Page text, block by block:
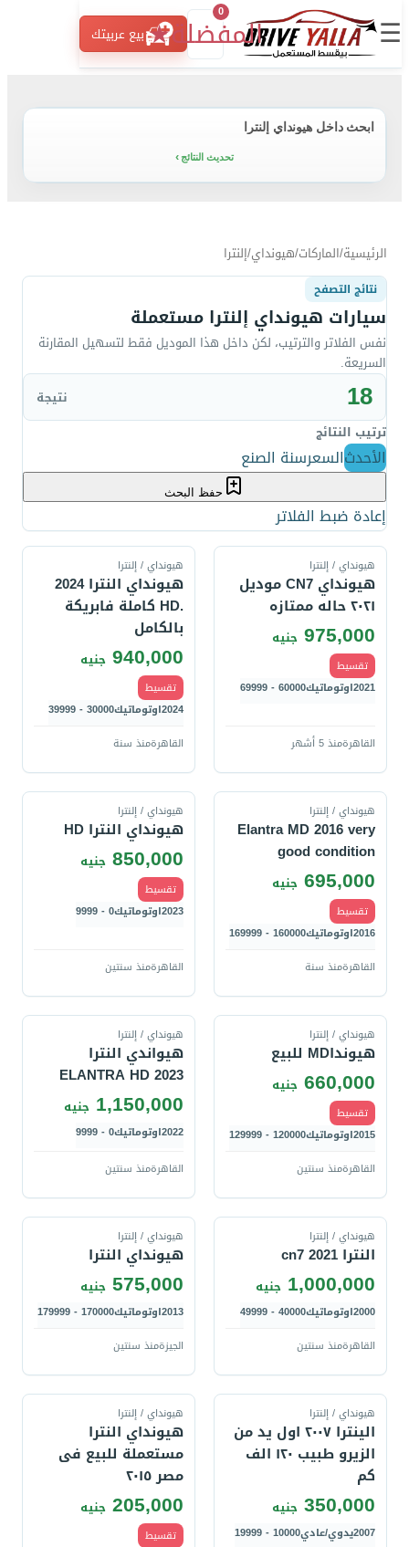
☰ المفضلة
0
★ بيع عربيتك
ابحث داخل هيونداي إلنترا
تحديث النتائج
الرئيسية/الماركات/هيونداي/إلنترا
نتائج التصفح
سيارات هيونداي إلنترا مستعملة
نفس الفلاتر والترتيب، لكن داخل هذا الموديل فقط لتسهيل المقارنة
السريعة.
18
نتيجة
ترتيب النتائج
الأحدثالسعرسنة الصنع
حفظ البحث
إعادة ضبط الفلاتر
هيونداي / إلنترا
هيونداي CN7 موديل
٢٠٢١ حاله ممتازه
975,000 جنيه
تقسيط
2021اوتوماتيك60000 - 69999
القاهرةمنذ 5 أشهر
هيونداي / إلنترا
هيونداي النترا 2024
.HD كاملة فابريكة
بالكامل
940,000 جنيه
تقسيط
2024اوتوماتيك30000 - 39999
القاهرةمنذ سنة
هيونداي / إلنترا
Elantra MD 2016 very
good condition
695,000 جنيه
تقسيط
2016اوتوماتيك160000 - 169999
القاهرةمنذ سنة
هيونداي / إلنترا
هيونداي النترا HD
850,000 جنيه
تقسيط
2023اوتوماتيك0 - 9999
القاهرةمنذ سنتين
هيونداي / إلنترا
هيونداMD للبيع
660,000 جنيه
تقسيط
2015اوتوماتيك120000 - 129999
القاهرةمنذ سنتين
هيونداي / إلنترا
هيواندي النترا
ELANTRA HD 2023
1,150,000 جنيه
2022اوتوماتيك0 - 9999
القاهرةمنذ سنتين
هيونداي / إلنترا
النترا 2021 cn7
1,000,000 جنيه
2000اوتوماتيك40000 - 49999
القاهرةمنذ سنتين
هيونداي / إلنترا
هيونداي النترا
575,000 جنيه
2013اوتوماتيك170000 - 179999
الجيزةمنذ سنتين
هيونداي / إلنترا
الينترا ٢٠٠٧ اول يد من
الزيرو طبيب ١٢٠ الف
كم
350,000 جنيه
2007يدوي/عادي10000 - 19999
هيونداي / إلنترا
هيونداي النترا
مستعملة للبيع فى
مصر ٢٠١٥
205,000 جنيه
تقسيط